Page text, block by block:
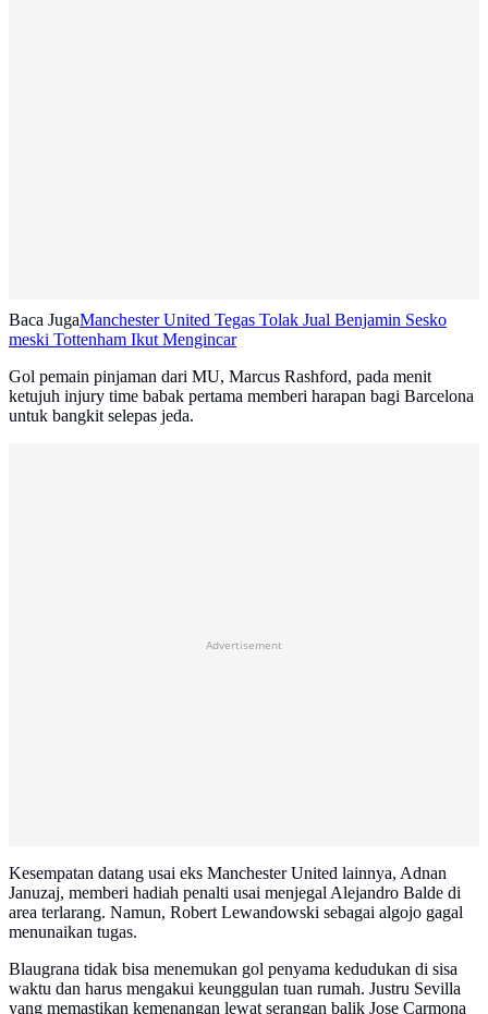
Baca JugaManchester United Tegas Tolak Jual Benjamin Sesko
meski Tottenham Ikut Mengincar
Gol pemain pinjaman dari MU, Marcus Rashford, pada menit
ketujuh injury time babak pertama memberi harapan bagi Barcelona
untuk bangkit selepas jeda.
Advertisement
Kesempatan datang usai eks Manchester United lainnya, Adnan
Januzaj, memberi hadiah penalti usai menjegal Alejandro Balde di
area terlarang. Namun, Robert Lewandowski sebagai algojo gagal
menunaikan tugas.
Blaugrana tidak bisa menemukan gol penyama kedudukan di sisa
waktu dan harus mengakui keunggulan tuan rumah. Justru Sevilla
yang memastikan kemenangan lewat serangan balik Jose Carmona